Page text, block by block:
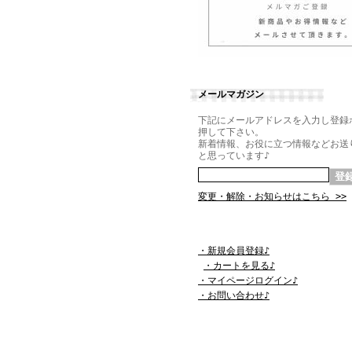
メールマガジン
下記にメールアドレスを入力し登録
押して下さい。
新着情報、お役に立つ情報などお送
と思っています♪
変更・解除・お知らせはこちら >>
・新規会員登録♪
・カートを見る♪
・マイページログイン♪
・お問い合わせ♪